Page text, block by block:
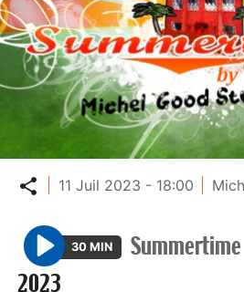
Partager
11 Juil 2023 - 18:00
P
30 MIN Summertime
2023